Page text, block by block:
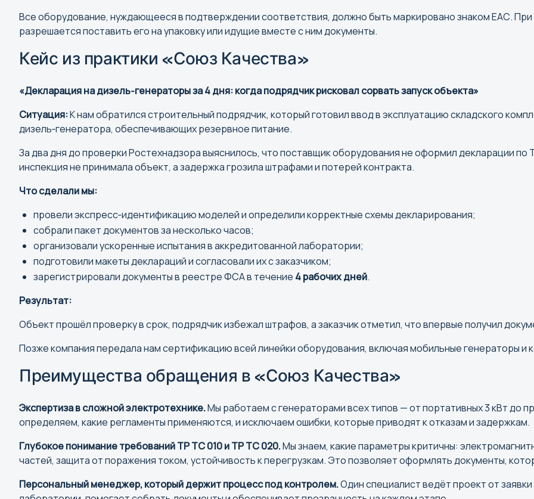
Все оборудование, нуждающееся в подтверждении соответствия, должно быть маркировано знаком ЕАС. При
разрешается поставить его на упаковку или идущие вместе с ним документы.
Кейс из практики «Союз Качества»
«Декларация на дизель‑генераторы за 4 дня: когда подрядчик рисковал сорвать запуск объекта»
Ситуация:К нам обратился строительный подрядчик, который готовил ввод в эксплуатацию складского
дизель‑генератора, обеспечивающих резервное питание.
За два дня до проверки Ростехнадзора выяснилось, что поставщик оборудования не оформил декларации по
инспекция не принимала объект, а задержка грозила штрафами и потерей контракта.
Что сделали мы:
провели экспресс‑идентификацию моделей и определили корректные схемы декларирования;
собрали пакет документов за несколько часов;
организовали ускоренные испытания в аккредитованной лаборатории;
подготовили макеты деклараций и согласовали их с заказчиком;
зарегистрировали документы в реестре ФСА в течение 4 рабочих дней.
Результат:
Объект прошёл проверку в срок, подрядчик избежал штрафов, а заказчик отметил, что впервые получил
Позже компания передала нам сертификацию всей линейки оборудования, включая мобильные генераторы и
Преимущества обращения в «Союз Качества»
Экспертиза в сложной электротехнике.Мы работаем с генераторами всех типов — от портативных 3 кВт до
определяем, какие регламенты применяются, и исключаем ошибки, которые приводят к отказам и задержкам.
Глубокое понимание требований ТР ТС 010 и ТР ТС 020.Мы знаем, какие параметры критичны:
частей, защита от поражения током, устойчивость к перегрузкам. Это позволяет оформлять документы,
Персональный менеджер, который держит процесс под контролем.Один специалист ведёт проект от
Т
Тамбов
Тольятти
Томск
Тула
У
Уфа
Челябинск
Черкесск
Чита